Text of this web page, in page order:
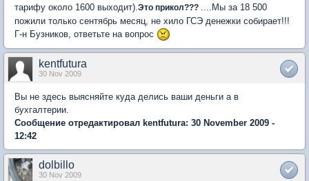
тарифу около 1600 выходит). Это прикол???
....Мы за 18 500
пожили только сентябрь месяц, не хило ГСЭ денежки собирает!!!
Г-н Бузников, ответьте на вопрос
kentfutura
30 Nov 2009
Вы не здесь выясняйте куда делись ваши деньги а в
бухгалтерии.
Сообщение отредактировал kentfutura: 30 November 2009 -
12:42
dolbillo
30 Nov 2009